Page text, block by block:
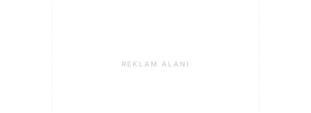
REKLAM ALANI